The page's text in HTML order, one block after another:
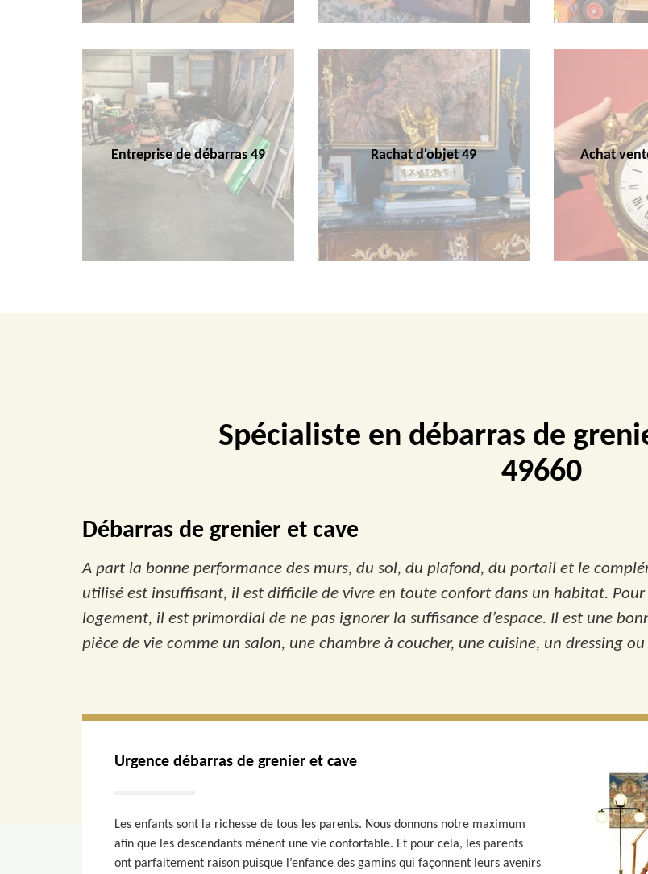
Entreprise de débarras 49 Rachat d'objet 49 Achat
Spécialiste en débarras de
49660
Débarras de grenier et cave
A part la bonne performance des murs, du sol, du plafond, du portail et le
utilisé est insuffisant, il est difficile de vivre en toute confort dans un habitat.
logement, il est primordial de ne pas ignorer la suffisance d’espace. Il est une
pièce de vie comme un salon, une chambre à coucher, une cuisine, un dressing
Urgence débarras de grenier et cave
Les enfants sont la richesse de tous les parents. Nous donnons notre maximum
afin que les descendants mènent une vie confortable. Et pour cela, les parents
ont parfaitement raison puisque l’enfance des gamins qui façonnent leurs avenirs